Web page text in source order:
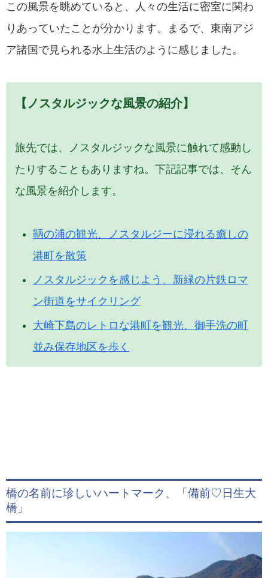
この風景を眺めていると、人々の生活に密室に関わ
りあっていたことが分かります。まるで、東南アジ
ア諸国で見られる水上生活のように感じました。
【ノスタルジックな風景の紹介】
旅先では、ノスタルジックな風景に触れて感動し
たりすることもありますね。下記記事では、そん
な風景を紹介します。
鞆の浦の観光、ノスタルジーに浸れる癒しの
港町を散策
ノスタルジックを感じよう、新緑の片鉄ロマ
ン街道をサイクリング
大崎下島のレトロな港町を観光、御手洗の町
並み保存地区を歩く
橋の名前に珍しいハートマーク、「備前♡日生大
橋」